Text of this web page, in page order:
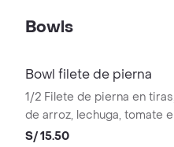
Bowls
Bowl filete de pierna
1/2 Filete de pierna en
de arroz, lechuga, tomate
cuadrados y choclo
S/ 15.50